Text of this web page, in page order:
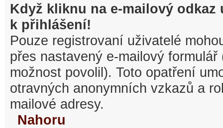
Když kliknu na e-mailový odkaz
k přihlášení!
Pouze registrovaní uživatelé
přes nastavený e-mailový
možnost povolil). Toto opatření
otravných anonymních vzkazů a
mailové adresy.
Nahoru